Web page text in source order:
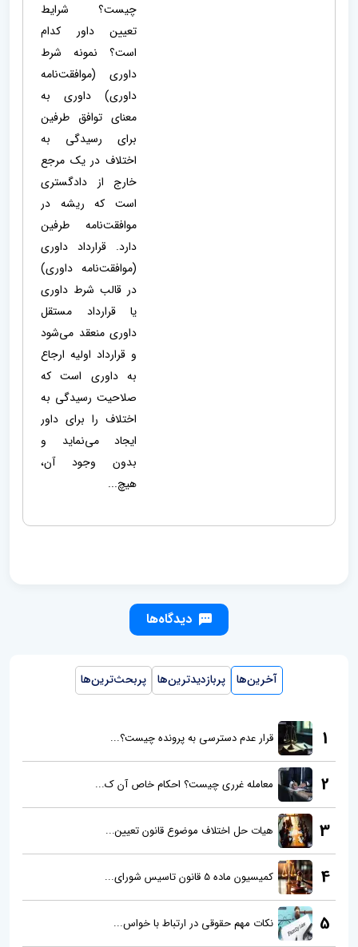
چیست؟ شرایط
تعیین داور کدام
است؟ نمونه شرط
داوری (موافقت‌نامه
داوری) داوری به
معنای توافق طرفین
برای رسیدگی به
اختلاف در یک مرجع
خارج از دادگستری
است که ریشه در
موافقت‌نامه طرفین
دارد. قرارداد داوری
(موافقت‌نامه داوری)
در قالب شرط داوری
یا قرارداد مستقل
داوری منعقد می‌شود
و قرارداد اولیه ارجاع
به داوری است که
صلاحیت رسیدگی به
اختلاف را برای داور
ایجاد می‌نماید و
بدون وجود آن،
هیچ...
دیدگاه‌ها
آخرین‌ها پربازدیدترین‌ها پربحث‌ترین‌ها
1 قرار عدم دسترسی به پرونده چیست؟...
2 معامله غرری چیست؟ احکام خاص آن ک...
3 هیات حل اختلاف موضوع قانون تعیین...
4 کمیسیون ماده 5 قانون تاسیس شورای...
5 نکات مهم حقوقی در ارتباط با خواس...